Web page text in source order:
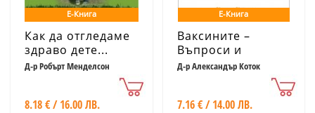
Е-Книга
Как да отгледаме
здраво дете...
въпреки лекарите
Д-р Робърт Менделсон
8.18 € / 16.00 ЛВ.
Е-Книга
Ваксините –
Въпроси и
отговори за
Д-р Александър Коток
7.16 € / 14.00 ЛВ.